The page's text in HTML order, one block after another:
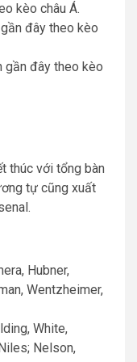
kèo châu Á.
đây theo kèo
gần đây theo kèo
thúc với tổng bàn
tự cũng xuất
Hubner,
Wentzheimer,
White,
Nelson,